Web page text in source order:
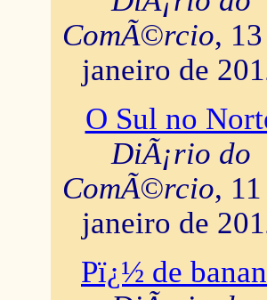
ComÃ©rcio,
janeiro de
O Sul no
DiÃ¡rio do
ComÃ©rcio,
janeiro de
Pï¿½ de